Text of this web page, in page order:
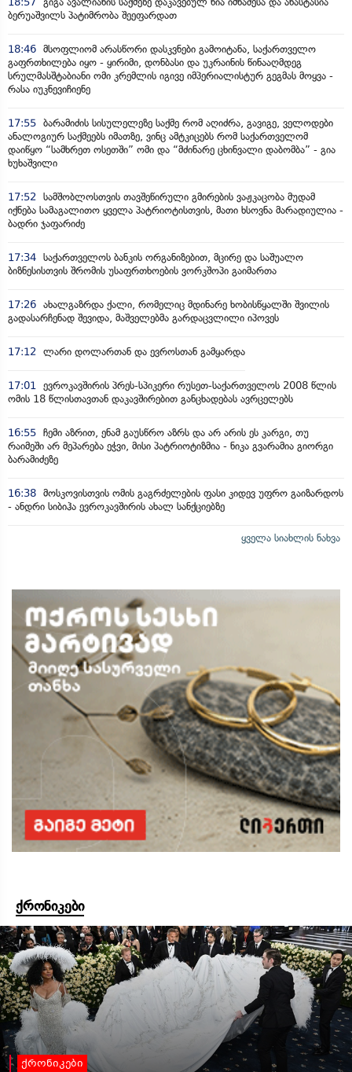
ბერუაშვილს პატიმრობა შეეფარდათ
18:46 მსოფლიომ არასწორი დასკვნები გამოიტანა, საქართველო
გაფრთხილება იყო - ყირიმი, დონბასი და უკრაინის წინააღმდეგ
სრულმასშტაბიანი ომი კრემლის იგივე იმპერიალისტურ გეგმას მოყვა -
რასა იუკნევიჩიენე
17:55 ბარამიძის სისულელეზე საქმე რომ აღიძრა, გავიგე, ველოდები
ანალოგიურ საქმეებს იმათზე, ვინც ამტკიცებს რომ საქართველომ
დაიწყო “სამხრეთ ოსეთში” ომი და “მძინარე ცხინვალი დაბომბა” - გია
ხუხაშვილი
17:52
სამშობლოსთვის თავშეწირული გმირების ვაჟკაცობა მუდამ
იქნება სამაგალითო ყველა პატრიოტისთვის, მათი ხსოვნა მარადიულია -
ბადრი ჯაფარიძე
17:34 საქართველოს ბანკის ორგანიზებით, მცირე და საშუალო
ბიზნესისთვის შრომის უსაფრთხოების ვორკშოპი გაიმართა
17:26 ახალგაზრდა ქალი, რომელიც მდინარე ხობისწყალში შვილის
გადასარჩენად შევიდა, მაშველებმა გარდაცვლილი იპოვეს
17:12 ლარი დოლართან და ევროსთან გამყარდა
17:01
ევროკავშირის პრეს-სპიკერი რუსეთ-საქართველოს 2008 წლის
ომის 18 წლისთავთან დაკავშირებით განცხადებას ავრცელებს
16:55 ჩემი აზრით, ენამ გაუსწრო აზრს და არ არის ეს კარგი, თუ
რაიმეში არ მეპარება ეჭვი, მისი პატრიოტიზმია - ნიკა გვარამია გიორგი
ბარამიძეზე
16:38 მოსკოვისთვის ომის გაგრძელების ფასი კიდევ უფრო გაიზარდოს
- ანდრი სიბიჰა ევროკავშირის ახალ სანქციებზე
ყველა სიახლის ნახვა
ქრონიკები
ქრონიკები